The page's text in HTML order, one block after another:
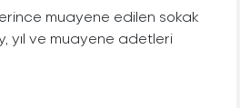
muayene edilen sokak
yıl ve muayene adetleri